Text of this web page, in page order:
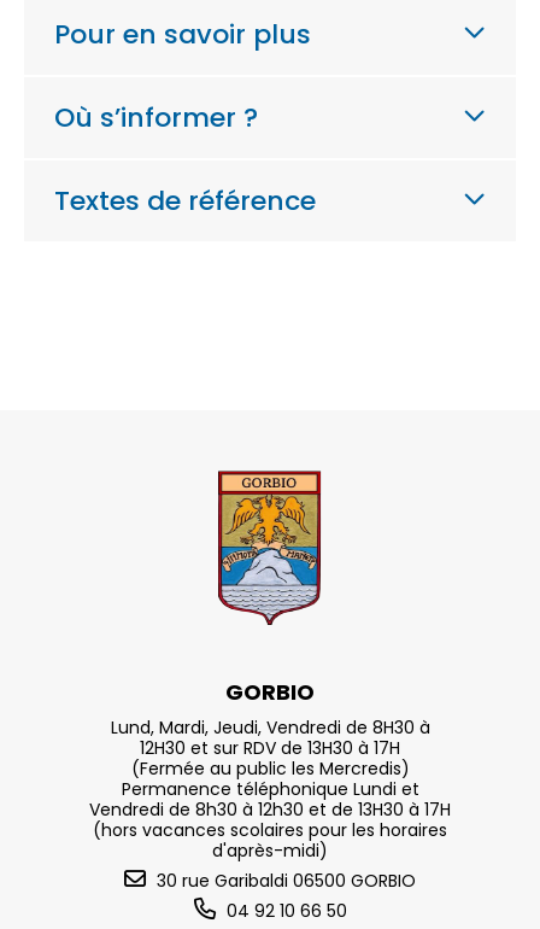
Pour en savoir plus
Où s’informer ?
Textes de référence
GORBIO
Lund, Mardi, Jeudi, Vendredi de 8H30 à
12H30 et sur RDV de 13H30 à 17H
(Fermée au public les Mercredis)
Permanence téléphonique Lundi et
Vendredi de 8h30 à 12h30 et de 13H30 à 17H
(hors vacances scolaires pour les horaires
d'après-midi)
30 rue Garibaldi 06500 GORBIO
04 92 10 66 50